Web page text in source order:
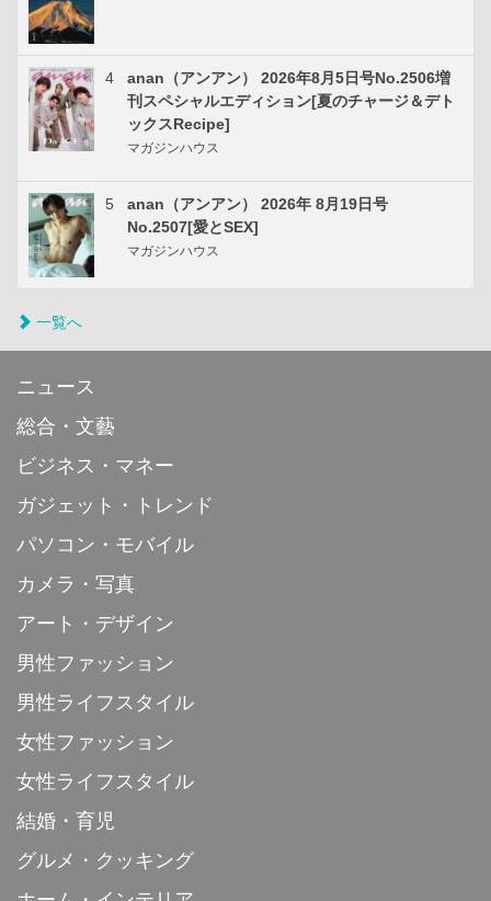
4
anan（アンアン） 2026年8月5日号No.2506増
刊スペシャルエディション[夏のチャージ＆デト
ックスRecipe]
マガジンハウス
5
anan（アンアン） 2026年 8月19日号
No.2507[愛とSEX]
マガジンハウス
一覧へ
ニュース
総合・文藝
ビジネス・マネー
ガジェット・トレンド
パソコン・モバイル
カメラ・写真
アート・デザイン
男性ファッション
男性ライフスタイル
女性ファッション
女性ライフスタイル
結婚・育児
グルメ・クッキング